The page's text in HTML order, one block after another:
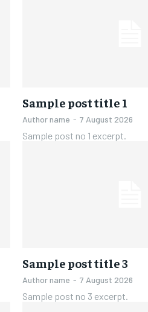
Sample post title 1
Author name - 7 August 2026
Sample post no 1 excerpt.
Sample post title 3
Author name - 7 August 2026
Sample post no 3 excerpt.